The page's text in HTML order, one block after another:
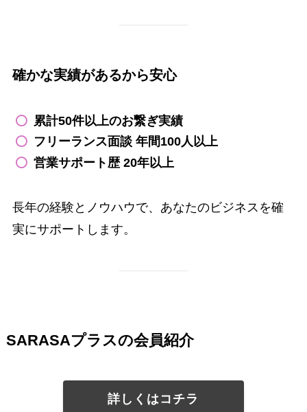
確かな実績があるから安心
累計50件以上のお繋ぎ実績
フリーランス面談 年間100人以上
営業サポート歴 20年以上
長年の経験とノウハウで、あなたのビジネスを確
実にサポートします。
SARASAプラスの会員紹介
詳しくはコチラ